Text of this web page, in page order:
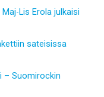
Lis Erola julkaisi
sateisissa
– Suomirockin